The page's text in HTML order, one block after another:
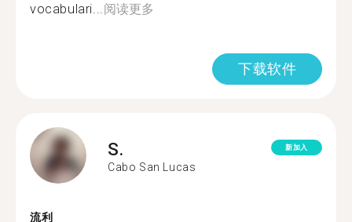
vocabulari... 阅读更多
下载软件
S.
Cabo San Lucas
新加入
流利